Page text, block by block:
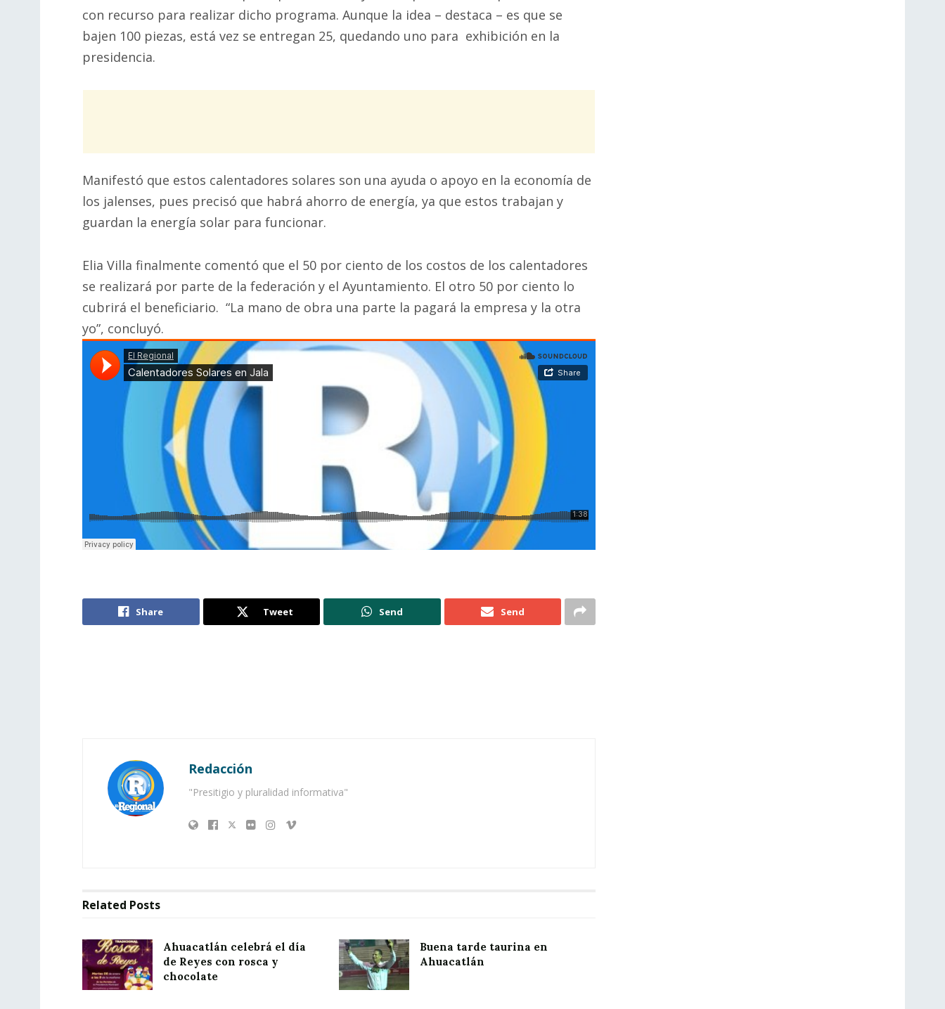
con recurso para realizar dicho programa. Aunque la idea – destaca – es que se
bajen 100 piezas, está vez se entregan 25, quedando uno para exhibición en la
presidencia.
Manifestó que estos calentadores solares son una ayuda o apoyo en la economía de
los jalenses, pues precisó que habrá ahorro de energía, ya que estos trabajan y
guardan la energía solar para funcionar.
Elia Villa finalmente comentó que el 50 por ciento de los costos de los calentadores
se realizará por parte de la federación y el Ayuntamiento. El otro 50 por ciento lo
cubrirá el beneficiario. “La mano de obra una parte la pagará la empresa y la otra
yo”, concluyó.
Share Tweet Send Send
Redacción
"Presitigio y pluralidad informativa"
Related Posts
Ahuacatlán celebrá el día
de Reyes con rosca y
chocolate
Buena tarde taurina en
Ahuacatlán